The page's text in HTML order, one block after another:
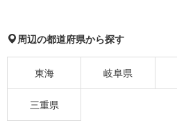
周辺の都道府県から探す
東海 岐阜県
三重県